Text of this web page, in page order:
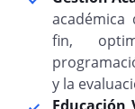
fin,
y la